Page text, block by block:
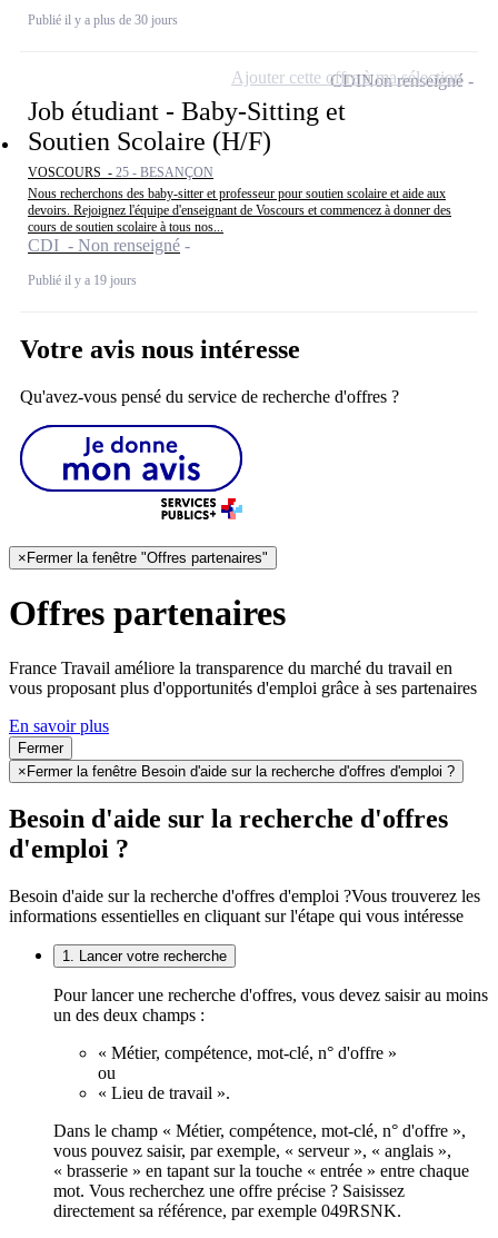
Publié il y a plus de 30 jours
Job étudiant - Baby-Sitting et
Soutien Scolaire (H/F)
VOSCOURS - 25 - BESANÇON
Nous recherchons des baby-sitter et professeur pour soutien scolaire et aide aux
devoirs. Rejoignez l'équipe d'enseignant de Voscours et commencez à donner des
cours de soutien scolaire à tous nos...
CDI - Non renseigné
Publié il y a 19 jours
CDINon renseigné
Ajouter cette offre à ma sélection
Votre avis nous intéresse
Qu'avez-vous pensé du service de recherche d'offres ?
×Fermer la fenêtre "Offres partenaires"
Offres partenaires
France Travail améliore la transparence du marché du travail en
vous proposant plus d'opportunités d'emploi grâce à ses partenaires
En savoir plus
Fermer
×Fermer la fenêtre Besoin d'aide sur la recherche d'offres d'emploi ?
Besoin d'aide sur la recherche d'offres
d'emploi ?
Besoin d'aide sur la recherche d'offres d'emploi ?Vous trouverez les
informations essentielles en cliquant sur l'étape qui vous intéresse
1. Lancer votre recherche
Pour lancer une recherche d'offres, vous devez saisir au moins
un des deux champs :
« Métier, compétence, mot-clé, n° d'offre »
ou
« Lieu de travail ».
Dans le champ « Métier, compétence, mot-clé, n° d'offre »,
vous pouvez saisir, par exemple, « serveur », « anglais »,
« brasserie » en tapant sur la touche « entrée » entre chaque
mot. Vous recherchez une offre précise ? Saisissez
directement sa référence, par exemple 049RSNK.